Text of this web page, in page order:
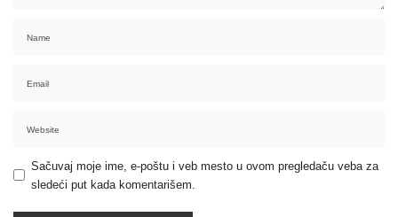
Sačuvaj moje ime, e-poštu i veb mesto u ovom pregledaču veba za
sledeći put kada komentarišem.